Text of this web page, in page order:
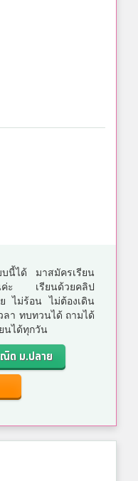
บนี้ได้ มาสมัครเรียน
ค่ะ เรียนด้วยคลิป
ไม่ร้อน ไม่ต้องเดิน
ลา ทบทวนได้ ถามได้
นได้ทุกวัน
ต ม.ปลาย